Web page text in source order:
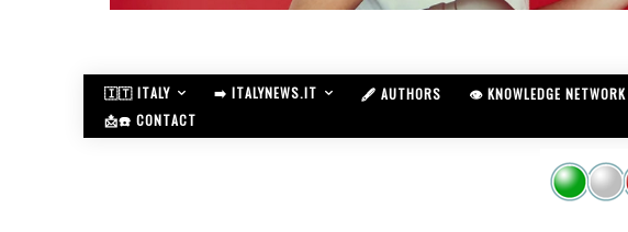
🇮🇹 ITALY ➡️ ITALYNEWS.IT 🖋️ AUTHORS 👁️ KNOWLEDGE NETWORK
📩☎️ CONTACT